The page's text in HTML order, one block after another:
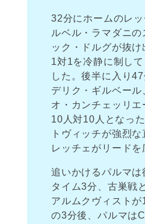
32分にホームのレ
ルベル・ラマダニ
ック・ドルグが抜
1対1を冷静に制し
した。後半に入り
デリク・ギルベー
オ・カンチェッリエ
10人対10人となっ
トヴィッチが強烈
レッチェがリードを
追いかけるパルマ
タイム3分、古巣戦
アルムクヴィスト
の3分後、パルマは